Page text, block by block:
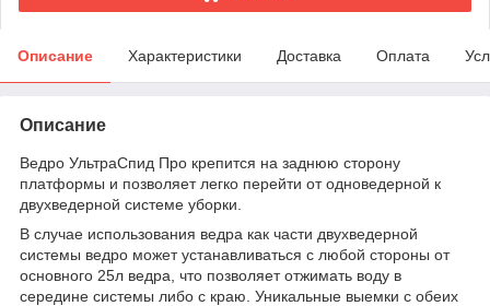
Описание Характеристики Доставка Оплата
Описание
Ведро УльтраСпид Про крепится на заднюю сторону
платформы и позволяет легко перейти от одноведерной к
двухведерной системе уборки.
В случае использования ведра как части двухведерной
системы ведро может устанавливаться с любой стороны от
основного 25л ведра, что позволяет отжимать воду в
середине системы либо с краю. Уникальные выемки с обеих